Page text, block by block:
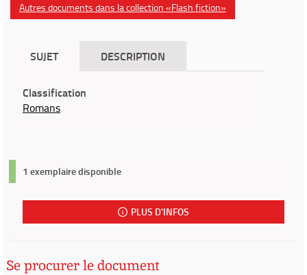
Autres documents dans la collection «Flash fiction»
SUJET DESCRIPTION
Classification
Romans
1 exemplaire disponible
PLUS D'INFOS
Se procurer le document